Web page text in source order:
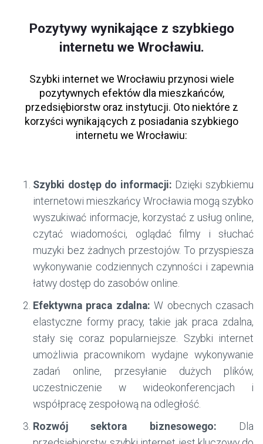
Pozytywy wynikające z szybkiego
internetu we Wrocławiu.
Szybki internet we Wrocławiu przynosi wiele
pozytywnych efektów dla mieszkańców,
przedsiębiorstw oraz instytucji. Oto niektóre z
korzyści wynikających z posiadania szybkiego
internetu we Wrocławiu:
Szybki dostęp do informacji: Dzięki szybkiemu
internetowi mieszkańcy Wrocławia mogą szybko
wyszukiwać informacje, korzystać z usług online,
czytać wiadomości, oglądać filmy i słuchać
muzyki bez żadnych przestojów. To przyspiesza
wykonywanie codziennych czynności i zapewnia
łatwy dostęp do zasobów online.
Efektywna praca zdalna: W obecnych czasach
elastyczne formy pracy, takie jak praca zdalna,
stały się coraz popularniejsze. Szybki internet
umożliwia pracownikom wydajne wykonywanie
zadań online, przesyłanie dużych plików,
uczestniczenie w wideokonferencjach i
współpracę zespołową na odległość.
Rozwój sektora biznesowego: Dla